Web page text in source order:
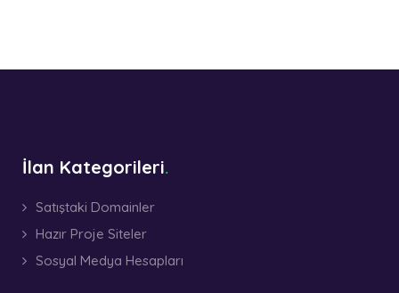
İlan Kategorileri
Satıştaki Domainler
Hazır Proje Siteler
Sosyal Medya Hesapları